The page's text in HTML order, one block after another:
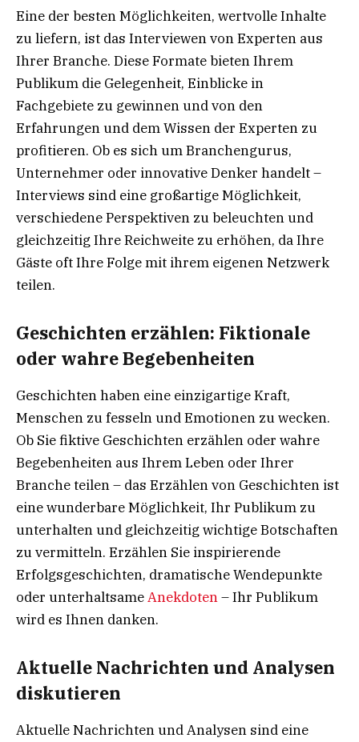
Eine der besten Möglichkeiten, wertvolle Inhalte
zu liefern, ist das Interviewen von Experten aus
Ihrer Branche. Diese Formate bieten Ihrem
Publikum die Gelegenheit, Einblicke in
Fachgebiete zu gewinnen und von den
Erfahrungen und dem Wissen der Experten zu
profitieren. Ob es sich um Branchengurus,
Unternehmer oder innovative Denker handelt –
Interviews sind eine großartige Möglichkeit,
verschiedene Perspektiven zu beleuchten und
gleichzeitig Ihre Reichweite zu erhöhen, da Ihre
Gäste oft Ihre Folge mit ihrem eigenen Netzwerk
teilen.
Geschichten erzählen: Fiktionale
oder wahre Begebenheiten
Geschichten haben eine einzigartige Kraft,
Menschen zu fesseln und Emotionen zu wecken.
Ob Sie fiktive Geschichten erzählen oder wahre
Begebenheiten aus Ihrem Leben oder Ihrer
Branche teilen – das Erzählen von Geschichten ist
eine wunderbare Möglichkeit, Ihr Publikum zu
unterhalten und gleichzeitig wichtige Botschaften
zu vermitteln. Erzählen Sie inspirierende
Erfolgsgeschichten, dramatische Wendepunkte
oder unterhaltsameAnekdoten– Ihr Publikum
wird es Ihnen danken.
Aktuelle Nachrichten und Analysen
diskutieren
Aktuelle Nachrichten und Analysen sind eine